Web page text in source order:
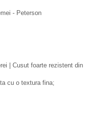
- Peterson
| Cusut foarte rezistent din
cu o textura fina;